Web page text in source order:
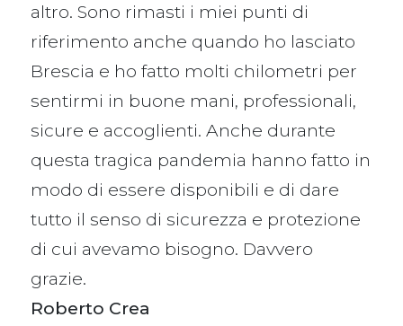
altro. Sono rimasti i miei punti di
riferimento anche quando ho lasciato
Brescia e ho fatto molti chilometri per
sentirmi in buone mani, professionali,
sicure e accoglienti. Anche durante
questa tragica pandemia hanno fatto in
modo di essere disponibili e di dare
tutto il senso di sicurezza e protezione
di cui avevamo bisogno. Davvero
grazie.
Roberto Crea